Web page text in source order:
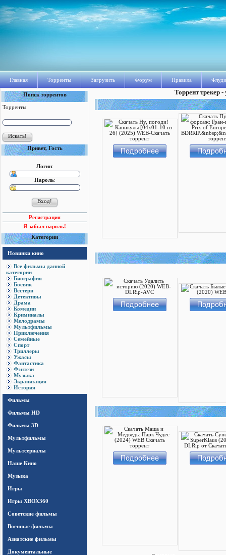
Главная Торренты Загрузить Форум Правила
Поиск торрентов
Торренты
Привет, Гость
Логин:
Пароль:
Регистрация
Я забыл пароль!
Категории
Новинки кино
Все фильмы данной
категории
Биография
Боевик
Вестерн
Детективы
Драма
Комедии
Криминалы
Мелодрамы
Мультфильмы
Приключения
Семейные
Спорт
Триллеры
Ужасы
Фантастика
Фэнтези
Музыка
Экранизация
История
Фильмы
Фильмы HD
Фильмы 3D
Мультфильмы
Мультсериалы
Наше Кино
Музыка
Игры
Игры ХВОХ360
Cоветские фильмы
Военные фильмы
Азиатские фильмы
Документальные
Торрент трекер